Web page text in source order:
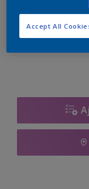
Quantité
Accept All